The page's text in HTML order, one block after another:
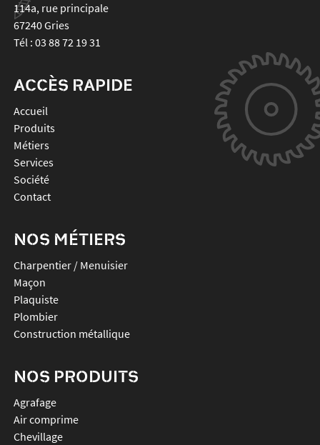
114a, rue principale
67240Gries
Tél : 03 88 72 19 31
ACCÈS RAPIDE
Accueil
Produits
Métiers
Services
Société
Contact
NOS MÉTIERS
Charpentier / Menuisier
Maçon
Plaquiste
Plombier
Construction métallique
NOS PRODUITS
agrafage
air comprime
chevillage